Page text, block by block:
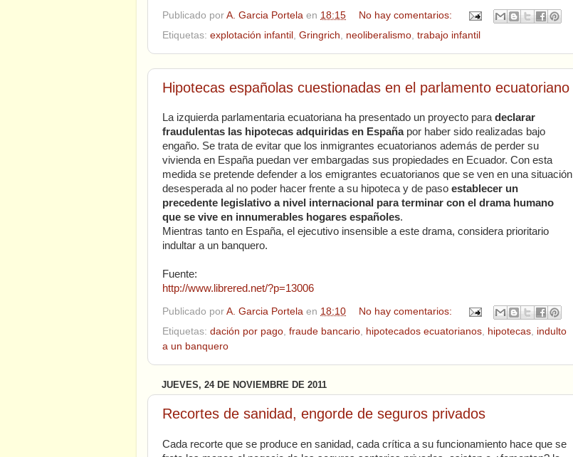
Publicado por A. Garcia Portela en 18:15
No hay comentarios:
Etiquetas: explotación infantil , Gringrich, neoliberalismo, trabajo infantil
Hipotecas españolas cuestionadas en el parlamento ecuatoriano
La izquierda parlamentaria ecuatoriana ha presentado un proyecto paradeclarar
fraudulentas las hipotecas adquiridas en Españapor haber sido realizadas bajo
engaño. Se trata de evitar que los inmigrantes ecuatorianos además de perder su
vivienda en España puedan ver embargadas sus propiedades en Ecuador. Con esta
medida se pretende defender a los emigrantes ecuatorianos que se ven en una situación
desesperada al no poder hacer frente a su hipoteca y de paso establecer un
precedente legislativo a nivel internacional para terminar con el drama humano
que se vive en innumerables hogares españoles.
Mientras tanto en España, el ejecutivo insensible a este drama, considera prioritario
indultar a un banquero.
Fuente:
http://www.librered.net/?p=13006
Publicado por A. Garcia Portela en 18:10
No hay comentarios:
Etiquetas: dación por pago fraude bancario hipotecados ecuatorianos hipotecas indulto
a un banquero
JUEVES, 24 DE NOVIEMBRE DE 2011
Recortes de sanidad, engorde de seguros privados
Cada recorte que se produce en sanidad, cada crítica a su funcionamiento hace que se